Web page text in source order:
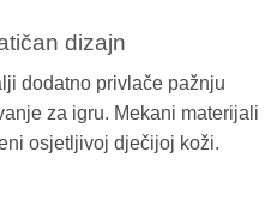
dizajn
dodatno privlače pažnju
za igru. Mekani materijali
osjetljivoj dječijoj koži.